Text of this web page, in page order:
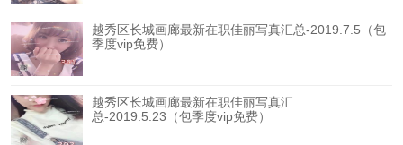
越秀区长城画廊最新在职佳丽写真汇总-2019.7.5（包
季度vip免费）
越秀区长城画廊最新在职佳丽写真汇
总-2019.5.23（包季度vip免费）